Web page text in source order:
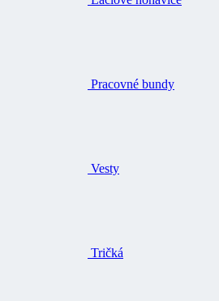
Pracovné bundy
Vesty
Tričká